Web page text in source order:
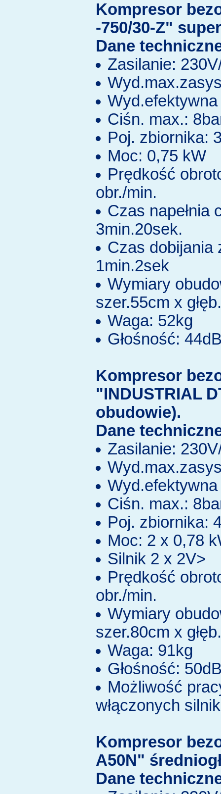
Kompresor
-750/30-Z"
Dane
Zasilanie:
Ciśn. max.:
Poj. zbiornika:
Moc: 0,75 kW
Prędkość
obr./min.
Czas napełnia
3min.20sek.
Czas dobijania
1min.2sek
Wymiary
szer.55cm x
Waga: 52kg
Głośność:
Kompresor
"INDUSTRIAL
obudowie).
Dane
Zasilanie:
Ciśn. max.:
Poj. zbiornika:
Moc: 2 x 0,78
Silnik 2 x 2V>
Prędkość
obr./min.
Wymiary
szer.80cm x
Waga: 91kg
Głośność:
Możliwość
włączonych
Kompresor
A50N"
Dane